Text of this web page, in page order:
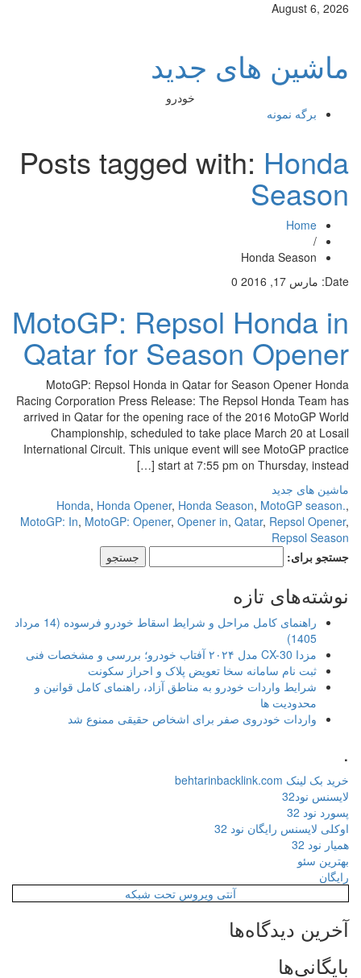
August 6, 2026
ماشین های جدید
خودرو
برگه نمونه
Posts tagged with:Honda
Season
Home
/
Honda Season
Date: مارس 17, 2016 0
MotoGP: Repsol Honda in
Qatar for Season Opener
MotoGP: Repsol Honda in Qatar for Season Opener Honda
Racing Corporation Press Release: The Repsol Honda Team has
arrived in Qatar for the opening race of the 2016 MotoGP World
Championship, scheduled to take place March 20 at Losail
International Circuit. This unique event will see MotoGP practice
start at 7:55 pm on Thursday, instead […]
ماشین های جدید
Honda,Honda Opener,Honda Season,MotoGP season.
MotoGP: In,MotoGP: Opener,Opener in,Qatar,Repsol Opener
Repsol Season
جستجو برای:
نوشته‌های تازه
راهنمای کامل مراحل و شرایط اسقاط خودرو فرسوده (14 مرداد
1405)
مزدا CX-30 مدل ۲۰۲۴ آفتاب خودرو؛ بررسی و مشخصات فنی
ثبت نام سامانه سخا تعویض پلاک و احراز سکونت
شرایط واردات خودرو به مناطق آزاد، راهنمای کامل قوانین و
محدودیت ها
واردات خودروی صفر برای اشخاص حقیقی ممنوع شد
خرید بک لینک behtarinbacklink.com
لایسنس نود32
پسورد نود 32
اوکلی لایسنس رایگان نود 32
همیار نود 32
بهترین سئو
رایگان
آنتی ویروس تحت شبکه
آخرین دیدگاه‌ها
بایگانی‌ها